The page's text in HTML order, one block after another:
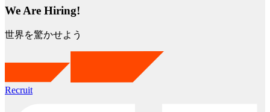
We Are Hiring!
世界を驚かせよう
Recruit